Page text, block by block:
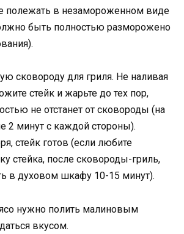
полежать в незамороженном виде
быть полностью разморожено
сковороду для гриля. Не наливая
стейк и жарьте до тех пор,
не отстанет от сковороды (на
2 минут с каждой стороны).
стейк готов (если любите
стейка, после сковороды-гриль,
в духовом шкафу 10-15 минут).
нужно полить малиновым
вкусом.